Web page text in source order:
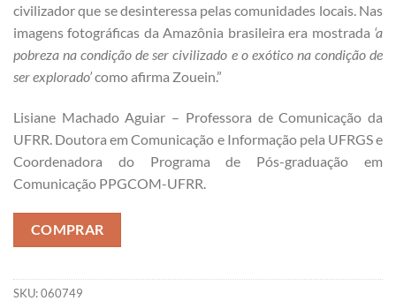
civilizador que se desinteressa pelas comunidades locais. Nas
imagens fotográficas da Amazônia brasileira era mostrada ‘a
pobreza na condição de ser civilizado e o exótico na condição de
ser explorado’como afirma Zouein.”
Lisiane Machado Aguiar – Professora de Comunicação da
UFRR. Doutora em Comunicação e Informação pela UFRGS e
Coordenadora do Programa de Pós-graduação em
Comunicação PPGCOM-UFRR.
COMPRAR
SKU:060749